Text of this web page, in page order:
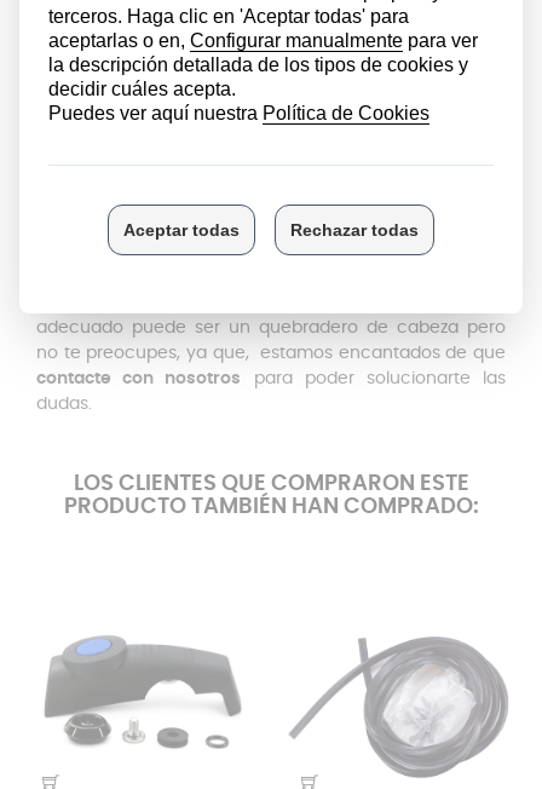
olla no coge suficiente presión, seguramente sea
porque tiene esta membrana defectuosa, dañada o
rota, en este caso recomendamos cambiarla, para
poder seguir cocinando con total seguridad.
derretirse. Es muyfácil de instalarya que lo único que
tendrá que hacer es quitare la anterior membrana y
colocar está nueva.
adecuado puede ser un quebradero de cabeza pero
no te preocupes, ya que, estamos encantados de que
contacte con nosotros para poder solucionarte las
dudas.
LOS CLIENTES QUE COMPRARON ESTE
PRODUCTO TAMBIÉN HAN COMPRADO: